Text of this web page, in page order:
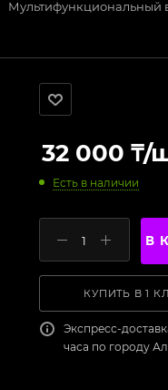
Мультифункциональный
32 000 ₸/
Есть в наличии
В
КУПИТЬ В 1
Экспресс-
часа по городу